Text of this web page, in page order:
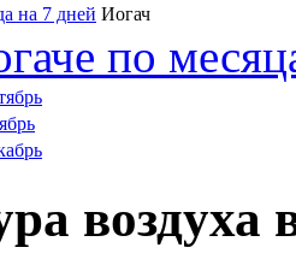
на 7 дней Иогач
по
воздуха